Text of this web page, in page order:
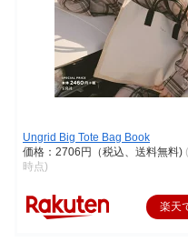
Ungrid Big Tote Bag Book
価格：2706円（税込、送料無料)
時点)
楽天